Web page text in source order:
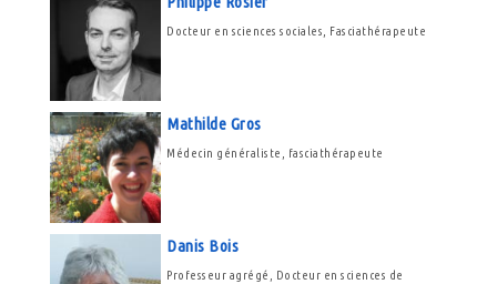
Docteur en sciences sociales, Fasciathérapeute
Mathilde Gros
Médecin généraliste, fasciathérapeute
Danis Bois
Professeur agrégé, Docteur en sciences de